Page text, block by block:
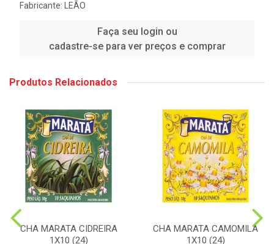
Fabricante: LEÃO
Faça seu login ou
cadastre-se para ver preços e comprar
Produtos Relacionados
CHA MARATA CIDREIRA
1X10 (24)
CHA MARATA CAMOMILA
1X10 (24)